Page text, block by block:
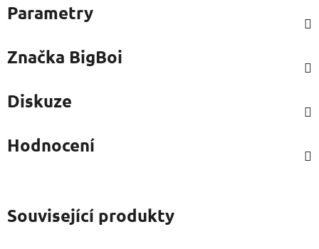
Parametry
Značka BigBoi
Diskuze
Hodnocení
Související produkty